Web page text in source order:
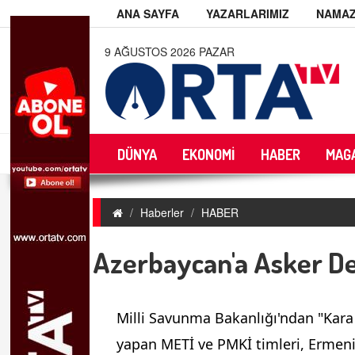
ANA SAYFA YAZARLARIMIZ
9 AĞUSTOS 2026 PAZAR
DÜNYA EKONOMİ HABER
Haberler HABER
Azerbaycan'a Asker
Milli Savunma Bakanlığı'ndan
yapan METİ ve PMKİ timleri,